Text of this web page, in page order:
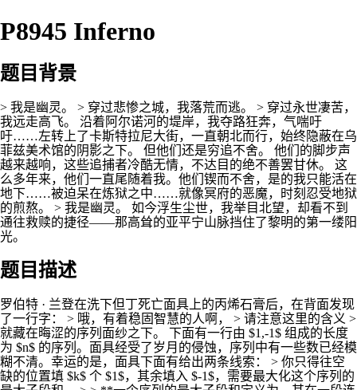
P8945 Inferno
题目背景
> 我是幽灵。 > 穿过悲惨之城，我落荒而逃。 > 穿过永世凄苦，
我远走高飞。 沿着阿尔诺河的堤岸，我夺路狂奔，气喘吁
吁……左转上了卡斯特拉尼大街，一直朝北而行，始终隐蔽在乌
菲兹美术馆的阴影之下。 但他们还是穷追不舍。 他们的脚步声
越来越响，这些追捕者冷酷无情，不达目的绝不善罢甘休。 这
么多年来，他们一直尾随着我。他们锲而不舍，是的我只能活在
地下……被迫呆在炼狱之中……就像冥府的恶魔，时刻忍受地狱
的煎熬。 > 我是幽灵。 如今浮生尘世，我举目北望，却看不到
通往救赎的捷径——那高耸的亚平宁山脉挡住了黎明的第一缕阳
光。
题目描述
罗伯特 · 兰登在洗下但丁死亡面具上的丙烯石膏后，在背面发现
了一行字： > 哦，有着稳固智慧的人啊， > 请注意这里的含义 >
就藏在晦涩的序列面纱之下。 下面有一行由 $1,-1$ 组成的长度
为 $n$ 的序列。面具经受了岁月的侵蚀，序列中有一些数已经模
糊不清。幸运的是，面具下面有给出两条线索： > 你只得往空
缺的位置填 $k$ 个 $1$，其余填入 $-1$，需要最大化这个序列的